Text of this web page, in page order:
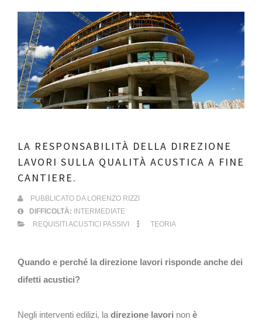
LA RESPONSABILITÀ DELLA DIREZIONE
LAVORI SULLA QUALITÀ ACUSTICA A FINE
CANTIERE.
PUBBLICATO DA LORENZO RIZZI
DIFFICOLTÀ: INTERMEDIATE
REQUISITI ACUSTICI PASSIVI
TEORIA
Quando e perché la direzione lavori risponde anche dei
difetti acustici?
Negli interventi edilizi, la direzione lavori non è